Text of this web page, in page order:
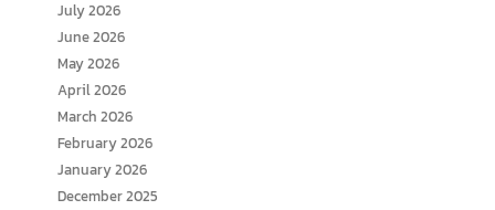
July 2026
June 2026
May 2026
April 2026
March 2026
February 2026
January 2026
December 2025